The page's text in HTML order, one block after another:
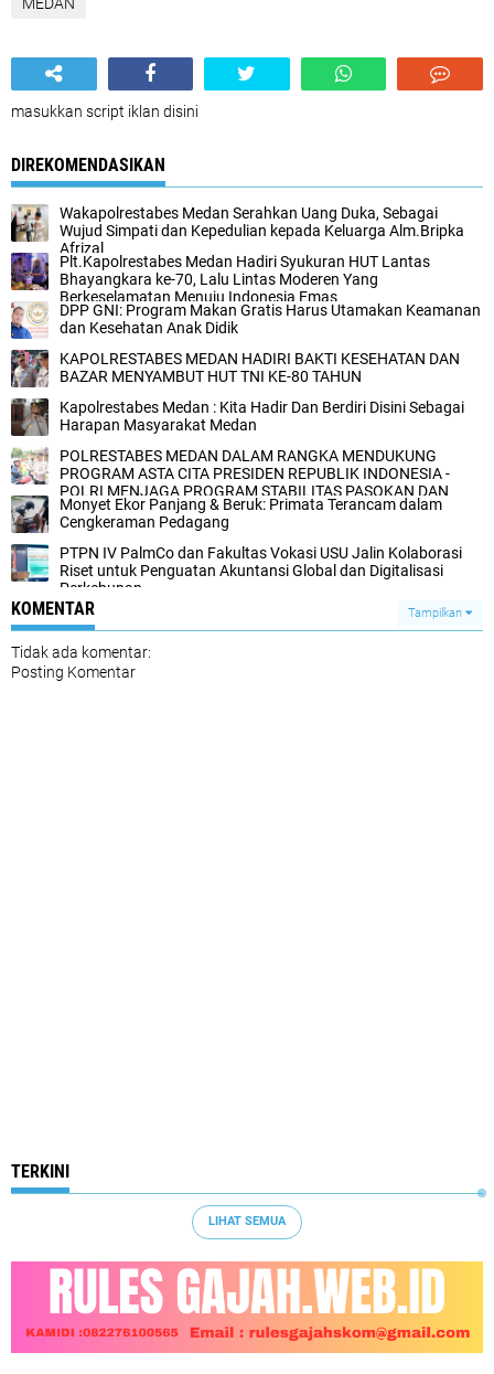
masukkan script iklan disini
DIREKOMENDASIKAN
Wakapolrestabes Medan Serahkan Uang Duka, Sebagai
Wujud Simpati dan Kepedulian kepada Keluarga Alm.Bripka
Afrizal
‎Plt.Kapolrestabes Medan Hadiri Syukuran HUT Lantas
Bhayangkara ke-70, Lalu Lintas Moderen Yang
Berkeselamatan Menuju Indonesia Emas‎
DPP GNI: Program Makan Gratis Harus Utamakan Keamanan
dan Kesehatan Anak Didik
‎KAPOLRESTABES MEDAN HADIRI BAKTI KESEHATAN DAN
BAZAR MENYAMBUT HUT TNI KE-80 TAHUN‎
Kapolrestabes Medan : Kita Hadir Dan Berdiri Disini Sebagai
Harapan Masyarakat Medan
POLRESTABES MEDAN DALAM RANGKA MENDUKUNG
PROGRAM ASTA CITA PRESIDEN REPUBLIK INDONESIA -
POLRI MENJAGA PROGRAM STABILITAS PASOKAN DAN
HARGA PANGAN
Monyet Ekor Panjang & Beruk: Primata Terancam dalam
Cengkeraman Pedagang
PTPN IV PalmCo dan Fakultas Vokasi USU Jalin Kolaborasi
Riset untuk Penguatan Akuntansi Global dan Digitalisasi
Perkebunan
KOMENTAR Tampilkan
Tidak ada komentar:
Posting Komentar
TERKINI
LIHAT SEMUA